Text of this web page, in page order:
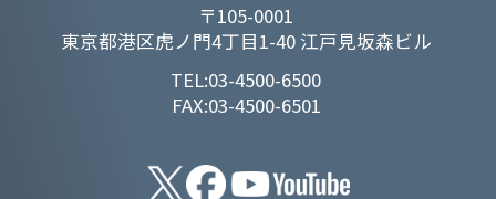
〒105-0001
東京都港区虎ノ門4丁目1-40 江戸見坂森ビル
TEL:03-4500-6500
FAX:03-4500-6501